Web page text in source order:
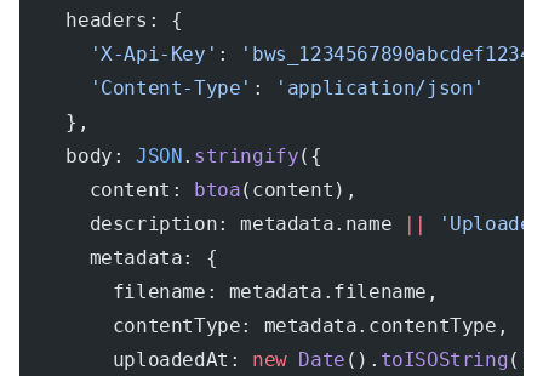
    headers: {
      'X-Api-Key'
:
      'Content-Type'
:
'application/json'
    },
    body:
JSON. stringify({
      content:
btoa(content),
      description: metadata.name
||
      metadata: {
        filename: metadata.filename,
        contentType: metadata.contentType,
        uploadedAt:
new Date (). toISOString(),